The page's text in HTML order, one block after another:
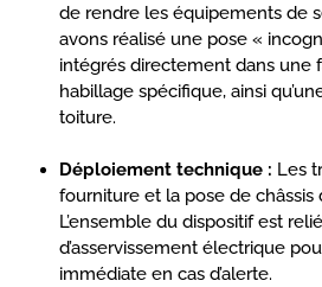
de rendre les équipements de
avons réalisé une pose «
intégrés directement dans une
habillage spécifique, ainsi
toiture.
Déploiement technique : Les
fourniture et la pose de
L’ensemble du dispositif est
d’asservissement électrique
immédiate en cas d’alerte.